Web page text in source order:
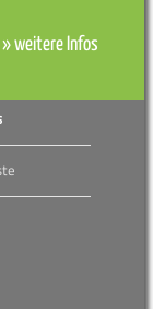
» weitere Infos